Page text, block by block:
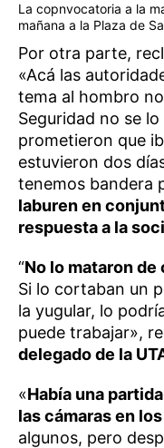
La copnvocatoria a la
mañana a la Plaza de
Por otra parte,
«Acá las
tema al hombro
Seguridad no se
prometieron que
estuvieron dos
tenemos bandera
laburen en
respuesta a la
“No lo mataron de
Si lo cortaban un
la yugular, lo
puede trabajar»,
delegado de la
«Había una
las cámaras en
algunos, pero